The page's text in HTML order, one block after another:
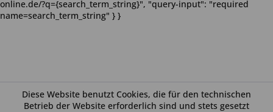
Diese Website benutzt Cookies, die für den technischen
Betrieb der Website erforderlich sind und stets gesetzt
online.de/?q={search_term_string}", "query-input": "required
name=search_term_string" } }